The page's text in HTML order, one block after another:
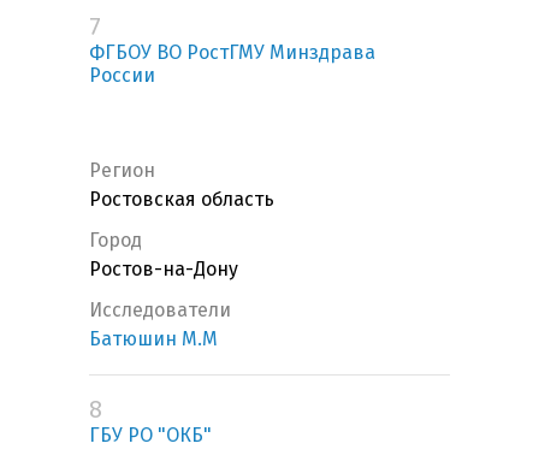
7
ФГБОУ ВО РостГМУ Минздрава
России
Регион
Ростовская область
Город
Ростов-на-Дону
Исследователи
Батюшин М.М
8
ГБУ РО "ОКБ"